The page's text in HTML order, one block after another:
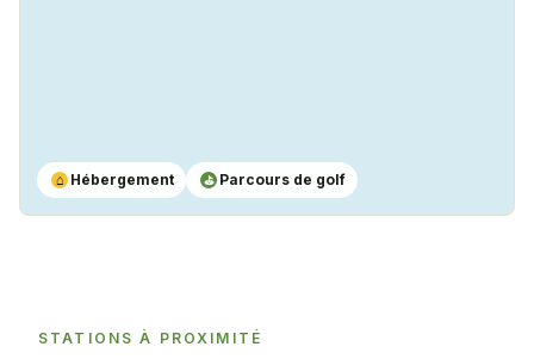
⌂ Hébergement ⛳ Parcours de golf
STATIONS À PROXIMITÉ